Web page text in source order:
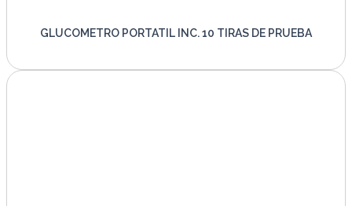
GLUCOMETRO PORTATIL INC. 10 TIRAS DE PRUEBA